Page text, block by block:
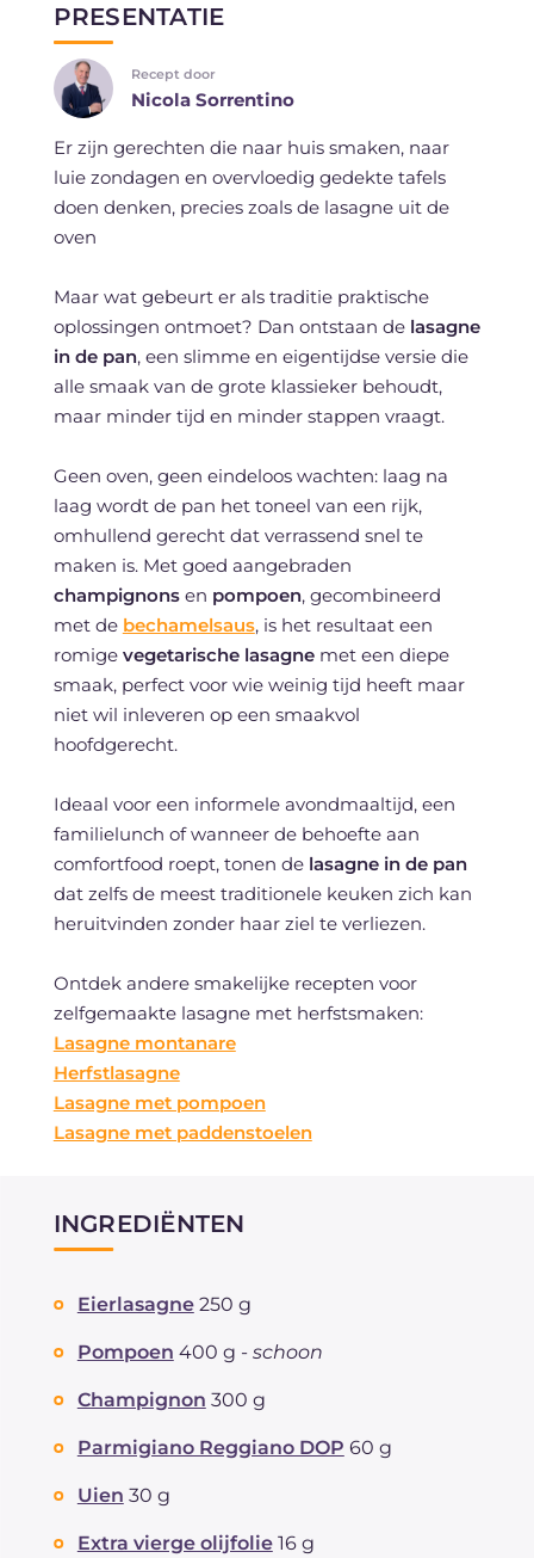
PRESENTATIE
Recept door
Nicola Sorrentino
Er zijn gerechten die naar huis smaken, naar
luie zondagen en overvloedig gedekte tafels
doen denken, precies zoals de lasagne uit de
oven
Maar wat gebeurt er als traditie praktische
oplossingen ontmoet? Dan ontstaan de lasagne
in de pan, een slimme en eigentijdse versie die
alle smaak van de grote klassieker behoudt,
maar minder tijd en minder stappen vraagt.
Geen oven, geen eindeloos wachten: laag na
laag wordt de pan het toneel van een rijk,
omhullend gerecht dat verrassend snel te
maken is. Met goed aangebraden
champignonsen pompoen, gecombineerd
met de bechamelsaus, is het resultaat een
romige vegetarische lasagnemet een diepe
smaak, perfect voor wie weinig tijd heeft maar
niet wil inleveren op een smaakvol
hoofdgerecht.
Ideaal voor een informele avondmaaltijd, een
familielunch of wanneer de behoefte aan
comfortfood roept, tonen de lasagne in de pan
dat zelfs de meest traditionele keuken zich kan
heruitvinden zonder haar ziel te verliezen.
Ontdek andere smakelijke recepten voor
zelfgemaakte lasagne met herfstsmaken:
Lasagne montanare
Herfstlasagne
Lasagne met pompoen
Lasagne met paddenstoelen
INGREDIËNTEN
Eierlasagne 250 g
Pompoen 400 g - schoon
Champignon 300 g
Parmigiano Reggiano DOP 60 g
Uien 30 g
Extra vierge olijfolie 16 g